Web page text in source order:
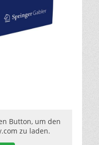
Button, um den
zu laden.